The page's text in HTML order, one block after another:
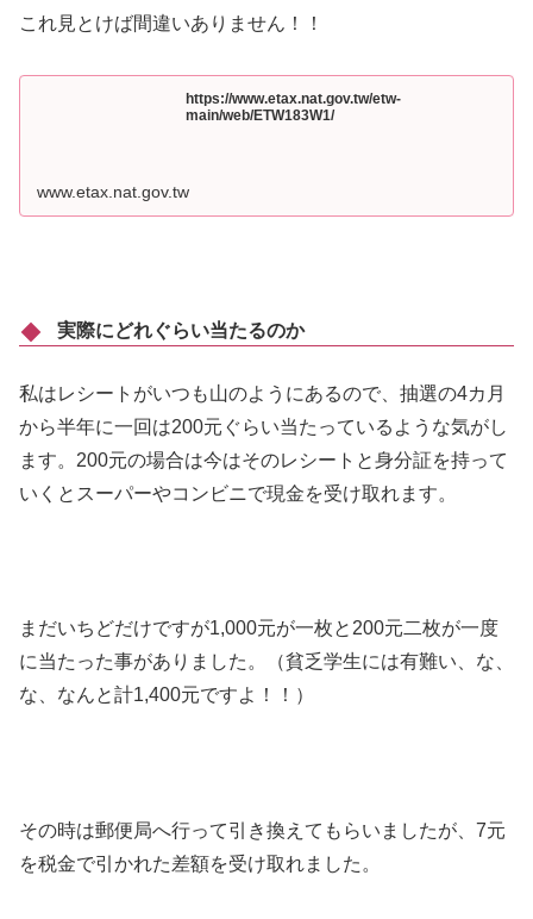
これ見とけば間違いありません！！
https://www.etax.nat.gov.tw/etw-
main/web/ETW183W1/
www.etax.nat.gov.tw
実際にどれぐらい当たるのか
私はレシートがいつも山のようにあるので、抽選の4カ月
から半年に一回は200元ぐらい当たっているような気がし
ます。200元の場合は今はそのレシートと身分証を持って
いくとスーパーやコンビニで現金を受け取れます。
まだいちどだけですが1,000元が一枚と200元二枚が一度
に当たった事がありました。（貧乏学生には有難い、な、
な、なんと計1,400元ですよ！！）
その時は郵便局へ行って引き換えてもらいましたが、7元
を税金で引かれた差額を受け取れました。